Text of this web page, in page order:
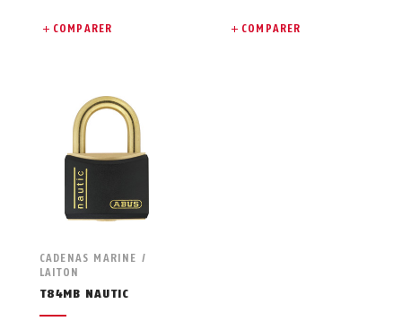
COMPARER COMPARER
CADENAS MARINE /
LAITON
T84MB NAUTIC